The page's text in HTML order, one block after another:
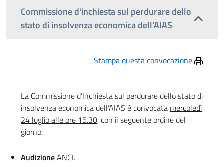
Commissione d'inchiesta sul perdurare dello
stato di insolvenza economica dell'AIAS
Stampa questa convocazione
La Commissione d’Inchiesta sul perdurare dello stato di
insolvenza economica dell’AIAS è convocata mercoledì
24 luglio alle ore 15.30, con il seguente ordine del
giorno:
AudizioneANCI.